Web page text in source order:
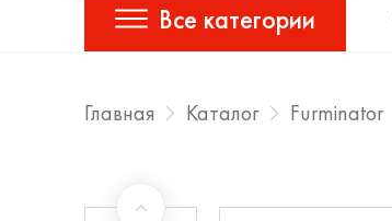
Все категории
Главная Каталог Furminator